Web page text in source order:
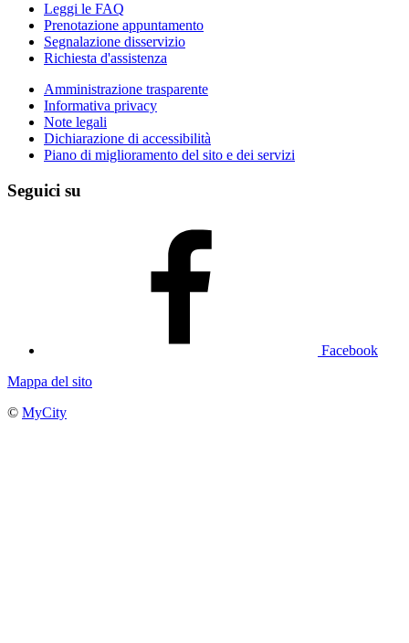
Leggi le FAQ
Prenotazione appuntamento
Segnalazione disservizio
Richiesta d'assistenza
Amministrazione trasparente
Informativa privacy
Note legali
Dichiarazione di accessibilità
Piano di miglioramento del sito e dei servizi
Seguici su
Facebook
Mappa del sito
© MyCity